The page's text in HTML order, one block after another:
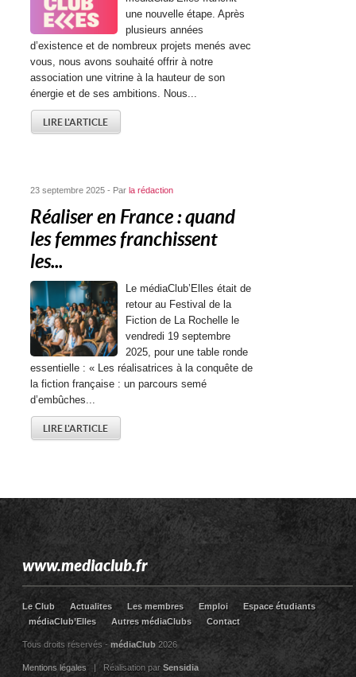
une nouvelle étape. Après
plusieurs années
d’existence et de nombreux projets menés avec
vous, nous avons souhaité offrir à notre
association une vitrine à la hauteur de son
énergie et de ses ambitions. Nous...
LIRE L'ARTICLE
23 septembre 2025 - Parla rédaction
Réaliser en France : quand
les femmes franchissent
les...
Le médiaClub’Elles était de
retour au Festival de la
Fiction de La Rochelle le
vendredi 19 septembre
2025, pour une table ronde
essentielle : « Les réalisatrices à la conquête de
la fiction française : un parcours semé
d’embûches...
LIRE L'ARTICLE
www.mediaclub.fr
Le Club Actualites Les membres Emploi
Espace étudiants
médiaClub’Elles
Autres médiaClubs Contact
Tous droits réservés -médiaClub 2026
Mentions légales| Réalisation parSensidia